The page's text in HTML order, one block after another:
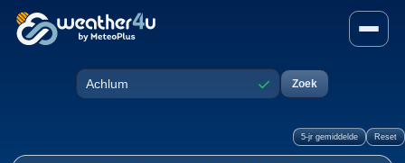
Neerslag in Achlum,
✓ Zoek
5-jr gemiddelde Reset